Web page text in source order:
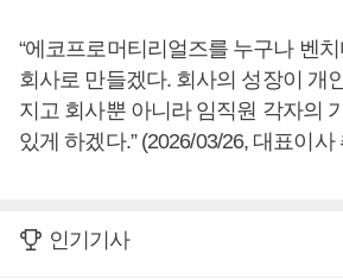
“에코프로머티리얼즈를 누구나 벤
회사로 만들겠다. 회사의 성장이 개
지고 회사뿐 아니라 임직원 각자의
있게 하겠다.” (2026/03/26, 대표이
인기기사